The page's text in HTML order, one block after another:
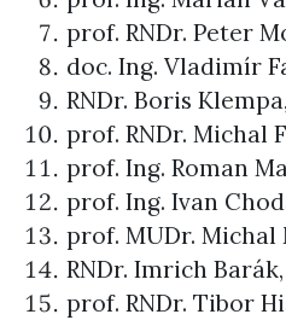
prof. RNDr. Peter
doc. Ing. Vladimír
RNDr. Boris
prof. RNDr. Michal
prof. Ing. Roman
prof. Ing. Ivan
prof. MUDr. Michal
RNDr. Imrich Barák,
prof. RNDr. Tibor